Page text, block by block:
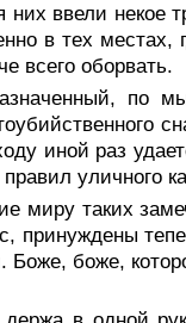
ввели некое
в тех местах,
всего оборвать.
по
иной раз
уличного
миру таких
принуждены
боже,